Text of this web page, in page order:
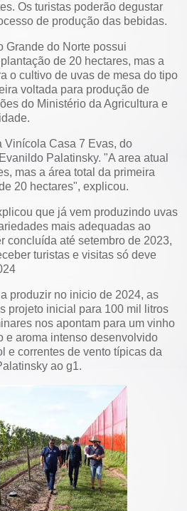
Os turistas poderão degustar
de produção das bebidas.
Grande do Norte possui
de 20 hectares, mas a
o cultivo de uvas de mesa do tipo
voltada para produção de
do Ministério da Agricultura e
Vinícola Casa 7 Evas, do
Palatinsky. "A area atual
mas a área total da primeira
20 hectares", explicou.
que já vem produzindo uvas
mais adequadas ao
concluída até setembro de 2023,
turistas e visitas só deve
produzir no inicio de 2024, as
projeto inicial para 100 mil litros
nos apontam para um vinho
e aroma intenso desenvolvido
e correntes de vento típicas da
ao g1.